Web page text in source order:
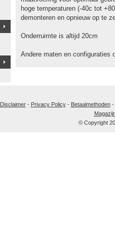
hoge temperaturen (-40c tot
demonteren en opnieuw op te
Onderruimte is altijd 20cm
Andere maten en configuraties
Disclaimer- Privacy Policy- Betaalmethoden-
© Copyright